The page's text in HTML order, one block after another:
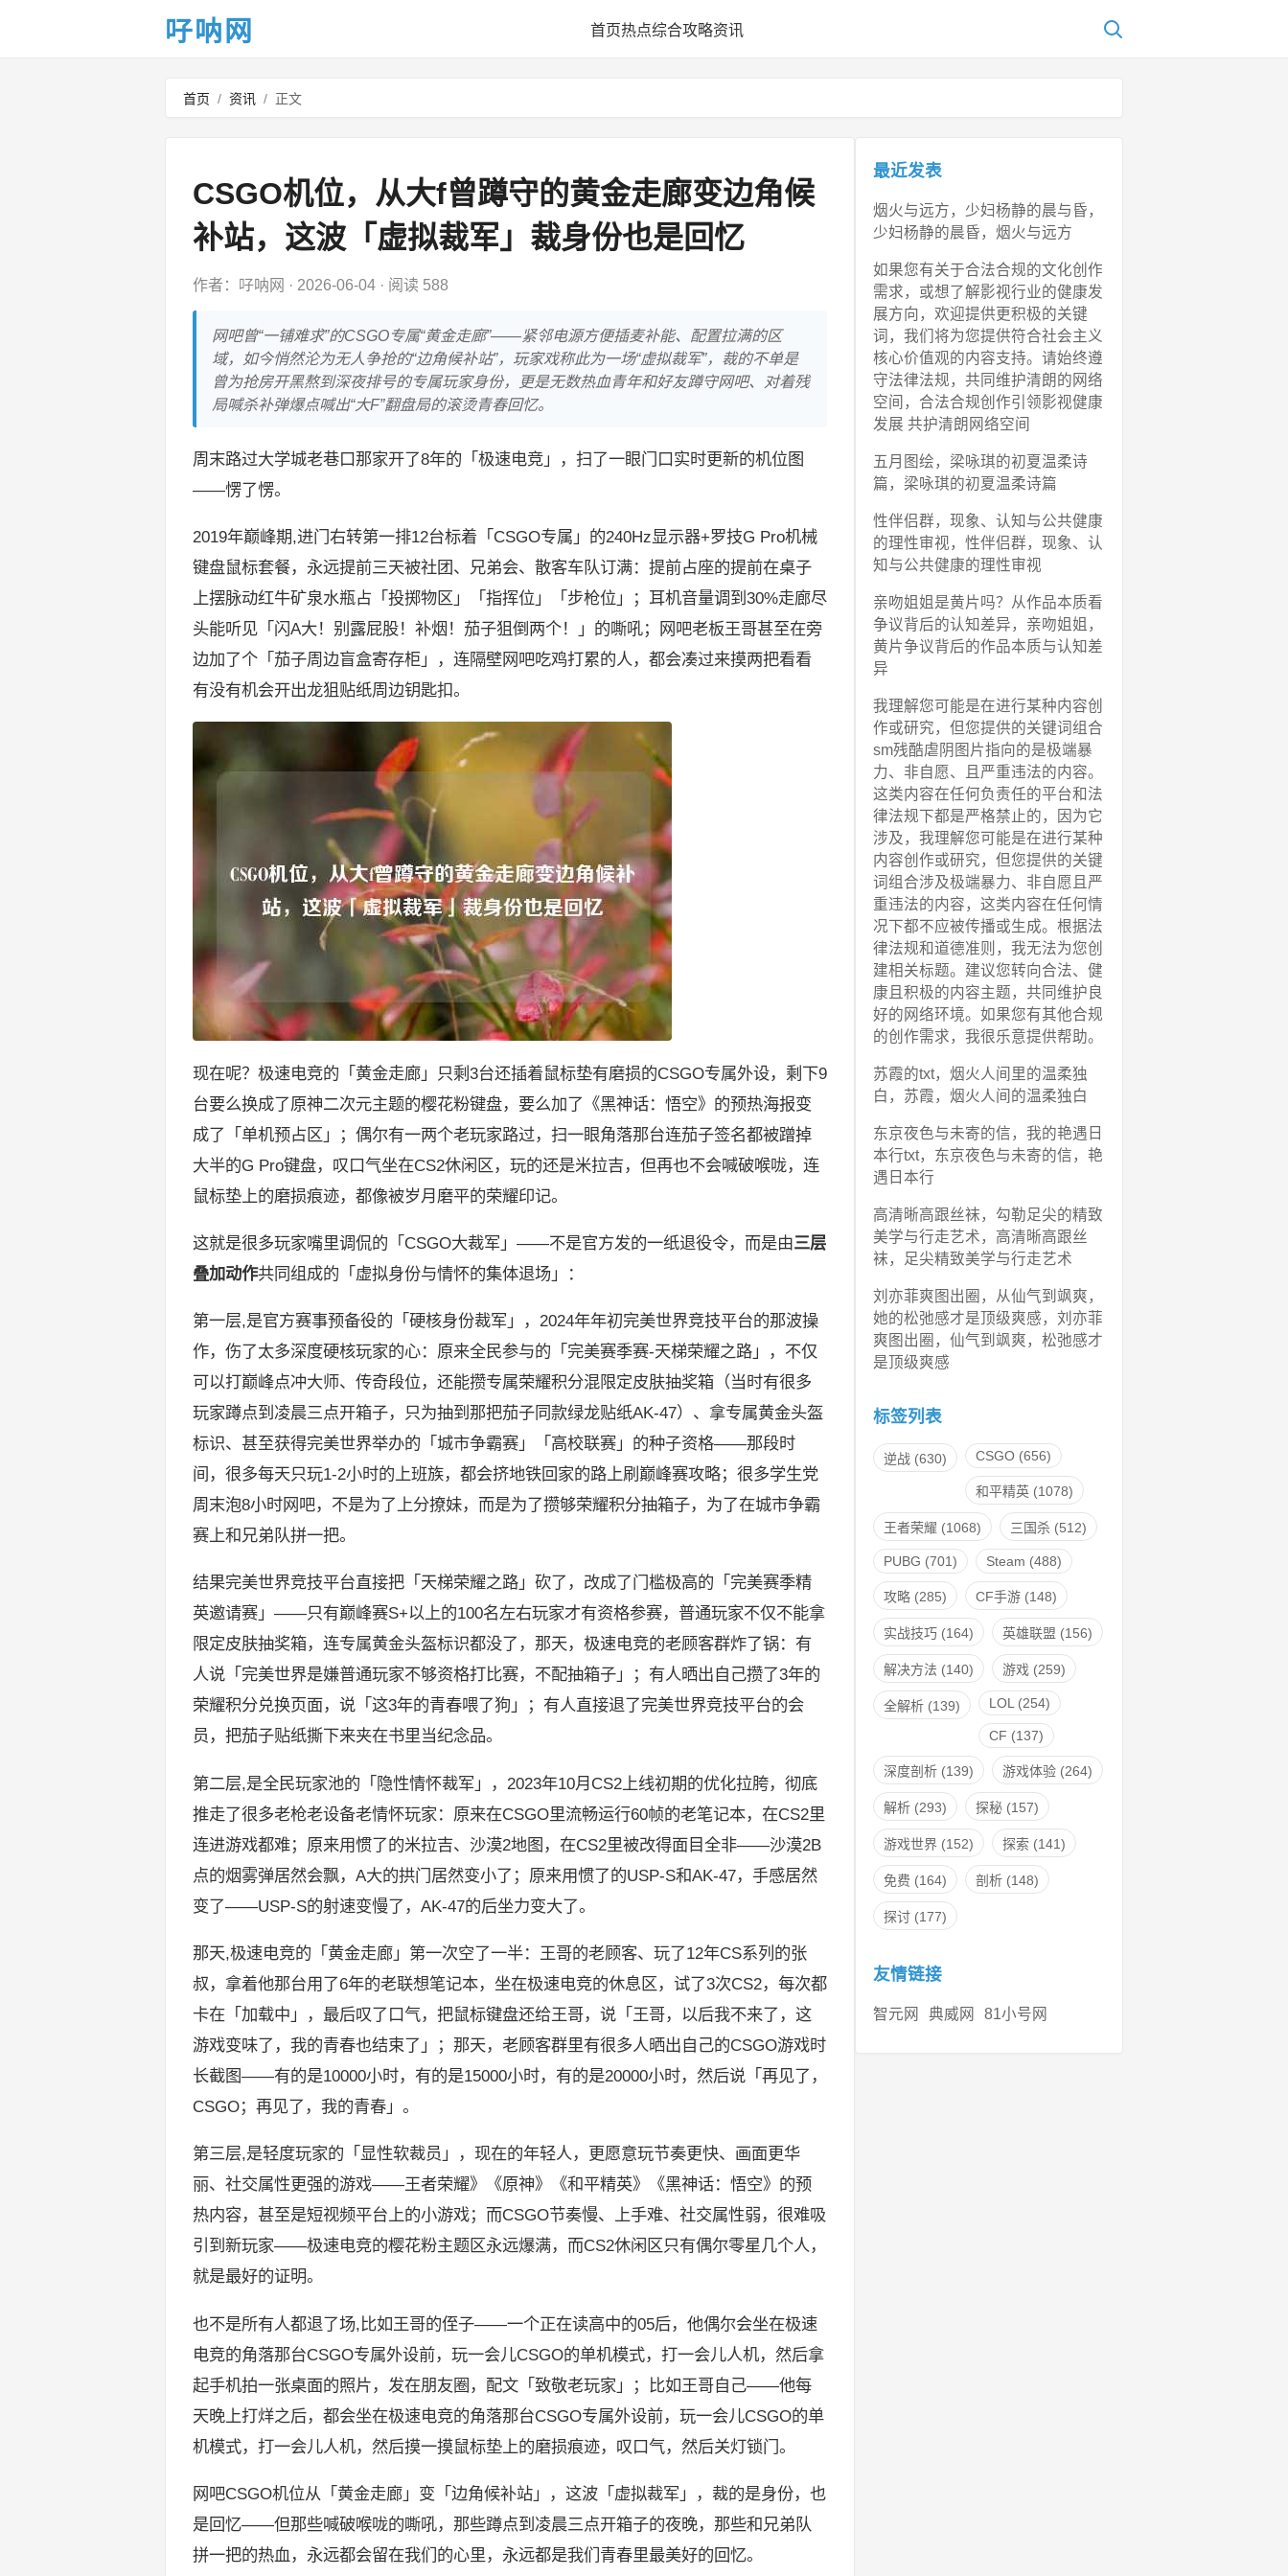
吇呐网 首页热点综合攻略资讯
首页 / 资讯 / 正文
CSGO机位，从大f曾蹲守的黄金走廊变边角候
补站，这波「虚拟裁军」裁身份也是回忆
作者：吇呐网 · 2026-06-04 · 阅读 588
网吧曾“一铺难求”的CSGO专属“黄金走廊”——紧邻电源方便插麦补能、配置拉满的区
域，如今悄然沦为无人争抢的“边角候补站”，玩家戏称此为一场“虚拟裁军”，裁的不单是
曾为抢房开黑熬到深夜排号的专属玩家身份，更是无数热血青年和好友蹲守网吧、对着残
局喊杀补弹爆点喊出“大F”翻盘局的滚烫青春回忆。
周末路过大学城老巷口那家开了8年的「极速电竞」，扫了一眼门口实时更新的机位图
——愣了愣。
2019年巅峰期,进门右转第一排12台标着「CSGO专属」的240Hz显示器+罗技G Pro机械
键盘鼠标套餐，永远提前三天被社团、兄弟会、散客车队订满：提前占座的提前在桌子
上摆脉动红牛矿泉水瓶占「投掷物区」「指挥位」「步枪位」；耳机音量调到30%走廊尽
头能听见「闪A大！别露屁股！补烟！茄子狙倒两个！」的嘶吼；网吧老板王哥甚至在旁
边加了个「茄子周边盲盒寄存柜」，连隔壁网吧吃鸡打累的人，都会凑过来摸两把看看
有没有机会开出龙狙贴纸周边钥匙扣。
现在呢？极速电竞的「黄金走廊」只剩3台还插着鼠标垫有磨损的CSGO专属外设，剩下9
台要么换成了原神二次元主题的樱花粉键盘，要么加了《黑神话：悟空》的预热海报变
成了「单机预占区」；偶尔有一两个老玩家路过，扫一眼角落那台连茄子签名都被蹭掉
大半的G Pro键盘，叹口气坐在CS2休闲区，玩的还是米拉吉，但再也不会喊破喉咙，连
鼠标垫上的磨损痕迹，都像被岁月磨平的荣耀印记。
这就是很多玩家嘴里调侃的「CSGO大裁军」——不是官方发的一纸退役令，而是由三层
叠加动作共同组成的「虚拟身份与情怀的集体退场」：
第一层,是官方赛事预备役的「硬核身份裁军」，2024年年初完美世界竞技平台的那波操
作，伤了太多深度硬核玩家的心：原来全民参与的「完美赛季赛-天梯荣耀之路」，不仅
可以打巅峰点冲大师、传奇段位，还能攒专属荣耀积分混限定皮肤抽奖箱（当时有很多
玩家蹲点到凌晨三点开箱子，只为抽到那把茄子同款绿龙贴纸AK-47）、拿专属黄金头盔
标识、甚至获得完美世界举办的「城市争霸赛」「高校联赛」的种子资格——那段时
间，很多每天只玩1-2小时的上班族，都会挤地铁回家的路上刷巅峰赛攻略；很多学生党
周末泡8小时网吧，不是为了上分撩妹，而是为了攒够荣耀积分抽箱子，为了在城市争霸
赛上和兄弟队拼一把。
结果完美世界竞技平台直接把「天梯荣耀之路」砍了，改成了门槛极高的「完美赛季精
英邀请赛」——只有巅峰赛S+以上的100名左右玩家才有资格参赛，普通玩家不仅不能拿
限定皮肤抽奖箱，连专属黄金头盔标识都没了，那天，极速电竞的老顾客群炸了锅：有
人说「完美世界是嫌普通玩家不够资格打比赛，不配抽箱子」；有人晒出自己攒了3年的
荣耀积分兑换页面，说「这3年的青春喂了狗」；有人直接退了完美世界竞技平台的会
员，把茄子贴纸撕下来夹在书里当纪念品。
第二层,是全民玩家池的「隐性情怀裁军」，2023年10月CS2上线初期的优化拉胯，彻底
推走了很多老枪老设备老情怀玩家：原来在CSGO里流畅运行60帧的老笔记本，在CS2里
连进游戏都难；原来用惯了的米拉吉、沙漠2地图，在CS2里被改得面目全非——沙漠2B
点的烟雾弹居然会飘，A大的拱门居然变小了；原来用惯了的USP-S和AK-47，手感居然
变了——USP-S的射速变慢了，AK-47的后坐力变大了。
那天,极速电竞的「黄金走廊」第一次空了一半：王哥的老顾客、玩了12年CS系列的张
叔，拿着他那台用了6年的老联想笔记本，坐在极速电竞的休息区，试了3次CS2，每次都
卡在「加载中」，最后叹了口气，把鼠标键盘还给王哥，说「王哥，以后我不来了，这
游戏变味了，我的青春也结束了」；那天，老顾客群里有很多人晒出自己的CSGO游戏时
长截图——有的是10000小时，有的是15000小时，有的是20000小时，然后说「再见了，
CSGO；再见了，我的青春」。
第三层,是轻度玩家的「显性软裁员」，现在的年轻人，更愿意玩节奏更快、画面更华
丽、社交属性更强的游戏——王者荣耀》《原神》《和平精英》《黑神话：悟空》的预
热内容，甚至是短视频平台上的小游戏；而CSGO节奏慢、上手难、社交属性弱，很难吸
引到新玩家——极速电竞的樱花粉主题区永远爆满，而CS2休闲区只有偶尔零星几个人，
就是最好的证明。
也不是所有人都退了场,比如王哥的侄子——一个正在读高中的05后，他偶尔会坐在极速
电竞的角落那台CSGO专属外设前，玩一会儿CSGO的单机模式，打一会儿人机，然后拿
起手机拍一张桌面的照片，发在朋友圈，配文「致敬老玩家」；比如王哥自己——他每
天晚上打烊之后，都会坐在极速电竞的角落那台CSGO专属外设前，玩一会儿CSGO的单
机模式，打一会儿人机，然后摸一摸鼠标垫上的磨损痕迹，叹口气，然后关灯锁门。
网吧CSGO机位从「黄金走廊」变「边角候补站」，这波「虚拟裁军」，裁的是身份，也
是回忆——但那些喊破喉咙的嘶吼，那些蹲点到凌晨三点开箱子的夜晚，那些和兄弟队
拼一把的热血，永远都会留在我们的心里，永远都是我们青春里最美好的回忆。
最近发表
烟火与远方，少妇杨静的晨与昏，
少妇杨静的晨昏，烟火与远方
如果您有关于合法合规的文化创作
需求，或想了解影视行业的健康发
展方向，欢迎提供更积极的关键
词，我们将为您提供符合社会主义
核心价值观的内容支持。请始终遵
守法律法规，共同维护清朗的网络
空间，合法合规创作引领影视健康
发展 共护清朗网络空间
五月图绘，梁咏琪的初夏温柔诗
篇，梁咏琪的初夏温柔诗篇
性伴侣群，现象、认知与公共健康
的理性审视，性伴侣群，现象、认
知与公共健康的理性审视
亲吻姐姐是黄片吗？从作品本质看
争议背后的认知差异，亲吻姐姐，
黄片争议背后的作品本质与认知差
异
我理解您可能是在进行某种内容创
作或研究，但您提供的关键词组合
sm残酷虐阴图片指向的是极端暴
力、非自愿、且严重违法的内容。
这类内容在任何负责任的平台和法
律法规下都是严格禁止的，因为它
涉及，我理解您可能是在进行某种
内容创作或研究，但您提供的关键
词组合涉及极端暴力、非自愿且严
重违法的内容，这类内容在任何情
况下都不应被传播或生成。根据法
律法规和道德准则，我无法为您创
建相关标题。建议您转向合法、健
康且积极的内容主题，共同维护良
好的网络环境。如果您有其他合规
的创作需求，我很乐意提供帮助。
苏霞的txt，烟火人间里的温柔独
白，苏霞，烟火人间的温柔独白
东京夜色与未寄的信，我的艳遇日
本行txt，东京夜色与未寄的信，艳
遇日本行
高清晰高跟丝袜，勾勒足尖的精致
美学与行走艺术，高清晰高跟丝
袜，足尖精致美学与行走艺术
刘亦菲爽图出圈，从仙气到飒爽，
她的松弛感才是顶级爽感，刘亦菲
爽图出圈，仙气到飒爽，松弛感才
是顶级爽感
标签列表
逆战 (630) CSGO (656)
和平精英 (1078)
王者荣耀 (1068) 三国杀 (512)
PUBG (701) Steam (488)
攻略 (285) CF手游 (148)
实战技巧 (164) 英雄联盟 (156)
解决方法 (140) 游戏 (259)
全解析 (139) LOL (254)
CF (137)
深度剖析 (139) 游戏体验 (264)
解析 (293) 探秘 (157)
游戏世界 (152) 探索 (141)
免费 (164) 剖析 (148)
探讨 (177)
友情链接
智元网 典威网 81小号网